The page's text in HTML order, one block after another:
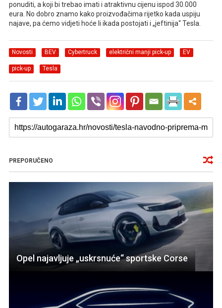
ponuditi, a koji bi trebao imati i atraktivnu cijenu ispod 30.000
eura. No dobro znamo kako proizvođačima rijetko kada uspiju
najave, pa ćemo vidjeti hoće li ikada postojati i „jeftinija“ Tesla.
Novosti BEV Cybertruck električni manji pick-up EV
pick-up Tesla
PREPORUČENO
Opel najavljuje „uskrsnuće“ sportske Corse